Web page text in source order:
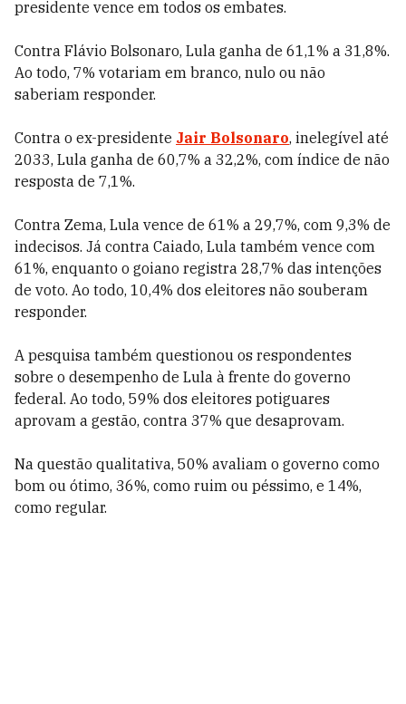
presidente vence em todos os embates.
Contra Flávio Bolsonaro, Lula ganha de 61,1% a 31,8%.
Ao todo, 7% votariam em branco, nulo ou não
saberiam responder.
Contra o ex-presidente Jair Bolsonaro, inelegível até
2033, Lula ganha de 60,7% a 32,2%, com índice de não
resposta de 7,1%.
Contra Zema, Lula vence de 61% a 29,7%, com 9,3% de
indecisos. Já contra Caiado, Lula também vence com
61%, enquanto o goiano registra 28,7% das intenções
de voto. Ao todo, 10,4% dos eleitores não souberam
responder.
A pesquisa também questionou os respondentes
sobre o desempenho de Lula à frente do governo
federal. Ao todo, 59% dos eleitores potiguares
aprovam a gestão, contra 37% que desaprovam.
Na questão qualitativa, 50% avaliam o governo como
bom ou ótimo, 36%, como ruim ou péssimo, e 14%,
como regular.